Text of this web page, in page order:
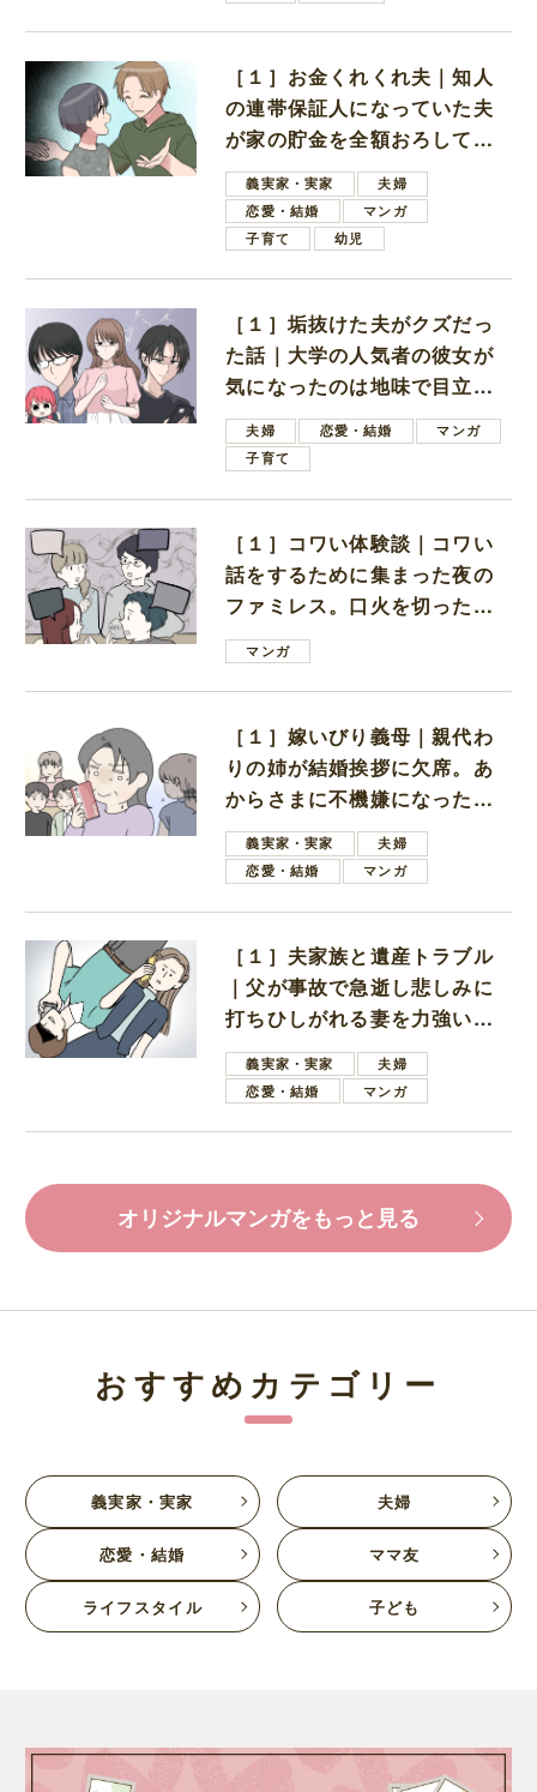
［１］お金くれくれ夫｜知人
の連帯保証人になっていた夫
が家の貯金を全額おろしてほ
しいと言ってきた
義実家・実家
夫婦
恋愛・結婚
マンガ
子育て
幼児
［１］垢抜けた夫がクズだっ
た話｜大学の人気者の彼女が
気になったのは地味で目立た
ない男子学生
夫婦 恋愛・結婚
マンガ
子育て
［１］コワい体験談｜コワい
話をするために集まった夜の
ファミレス。口火を切ったの
は電車好きの男の子ママ
マンガ
［１］嫁いびり義母｜親代わ
りの姉が結婚挨拶に欠席。あ
からさまに不機嫌になった義
母義実家・実家
夫婦
恋愛・結婚
マンガ
［１］夫家族と遺産トラブル
｜父が事故で急逝し悲しみに
打ちひしがれる妻を力強い言
葉で励ます夫
義実家・実家
夫婦
恋愛・結婚
マンガ
オリジナルマンガをもっと見る
おすすめカテゴリー
義実家・実家 夫婦
恋愛・結婚 ママ友
ライフスタイル 子ども